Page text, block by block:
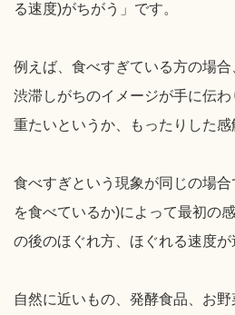
る速度)がちがう」です。
例えば、食べすぎている方の場
渋滞しがちのイメージが手に伝わ
重たいというか、もったりした感
食べすぎという現象が同じの場
を食べているか)によって最初の
の後のほぐれ方、ほぐれる速度が
自然に近いもの、発酵食品、お